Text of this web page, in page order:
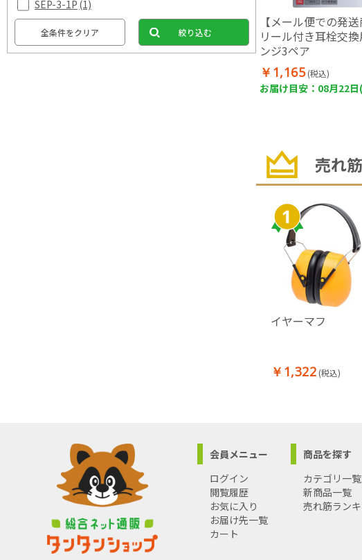
SEP-3-1P (1)
全条件をクリア 絞り込む
【メール便での発送
リール付き耳栓交
ンジ3ペア
￥1,165 (税込)
お届け目安：08月22
売れ
イヤーマフ
￥1,322 (税込)
会員メニュー
ログイン
閲覧履歴
お気に入り
お届け先一覧
カート
商品を探す
カテゴリ一覧
新商品一覧
売れ筋ラン